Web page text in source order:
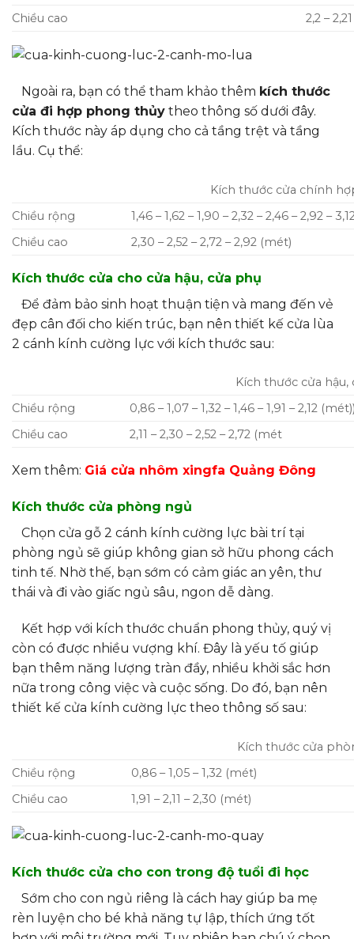
Chiều cao
2,2 –
Ngoài ra, bạn có thể tham khảo thêm kích thước
cửa đi hợp phong thủy theo thông số dưới đây.
Kích thước này áp dụng cho cả tầng trệt và tầng
lầu. Cụ thể:
Kích thước cửa chính
Chiều rộng
1,46 – 1,62 – 1,90 – 2,32 – 2,46 – 2,92 –
Chiều cao
2,30 – 2,52 – 2,72 – 2,92 (mét)
Kích thước cửa cho cửa hậu, cửa phụ
Để đảm bảo sinh hoạt thuận tiện và mang đến vẻ
đẹp cân đối cho kiến trúc, bạn nên thiết kế cửa lùa
2 cánh kính cường lực với kích thước sau:
Kích thước cửa hậu,
Chiều rộng
0,86 – 1,07 – 1,32 – 1,46 – 1,91 – 2,12
Chiều cao
2,11 – 2,30 – 2,52 – 2,72 (mét
Xem thêm: Giá cửa nhôm xingfa Quảng Đông
Kích thước cửa phòng ngủ
Chọn cửa gỗ 2 cánh kính cường lực bài trí tại
phòng ngủ sẽ giúp không gian sở hữu phong cách
tinh tế. Nhờ thế, bạn sớm có cảm giác an yên, thư
thái và đi vào giấc ngủ sâu, ngon dễ dàng.
Kết hợp với kích thước chuẩn phong thủy, quý vị
còn có được nhiều vượng khí. Đây là yếu tố giúp
bạn thêm năng lượng tràn đầy, nhiều khởi sắc hơn
nữa trong công việc và cuộc sống. Do đó, bạn nên
thiết kế cửa kính cường lực theo thông số sau:
Kích thước cửa
Chiều rộng
0,86 – 1,05 – 1,32 (mét)
Chiều cao
1,91 – 2,11 – 2,30 (mét)
Kích thước cửa cho con trong độ tuổi đi học
Sớm cho con ngủ riêng là cách hay giúp ba mẹ
rèn luyện cho bé khả năng tự lập, thích ứng tốt